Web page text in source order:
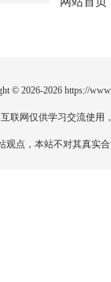
© 2026-2026 https://
联网仅供学习交流使
点，本站不对其真实